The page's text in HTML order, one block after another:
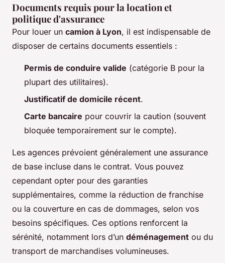
Documents requis pour la location et
politique d'assurance
Pour louer un camion à Lyon, il est indispensable de
disposer de certains documents essentiels :
Permis de conduire valide (catégorie B pour la
plupart des utilitaires).
Justificatif de domicile récent.
Carte bancaire pour couvrir la caution (souvent
bloquée temporairement sur le compte).
Les agences prévoient généralement une assurance
de base incluse dans le contrat. Vous pouvez
cependant opter pour des garanties
supplémentaires, comme la réduction de franchise
ou la couverture en cas de dommages, selon vos
besoins spécifiques. Ces options renforcent la
sérénité, notamment lors d’un déménagement ou du
transport de marchandises volumineuses.